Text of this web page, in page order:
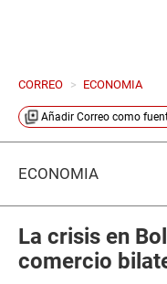
CORREO > ECONOMIA
Añadir Correo como
ECONOMÍA
La crisis en
comercio